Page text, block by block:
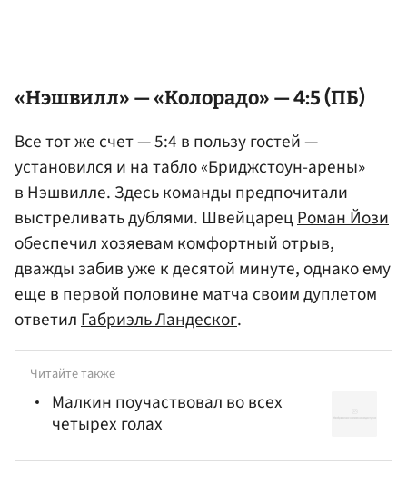
«Нэшвилл» — «Колорадо» — 4:5 (ПБ)
Все тот же счет — 5:4 в пользу гостей —
установился и на табло «Бриджстоун-арены»
в Нэшвилле. Здесь команды предпочитали
выстреливать дублями. ШвейцарецРоман Йози
обеспечил хозяевам комфортный отрыв,
дважды забив уже к десятой минуте, однако ему
еще в первой половине матча своим дуплетом
ответилГабриэль Ландеског.
Читайте также
Малкин поучаствовал во всех
четырех голах